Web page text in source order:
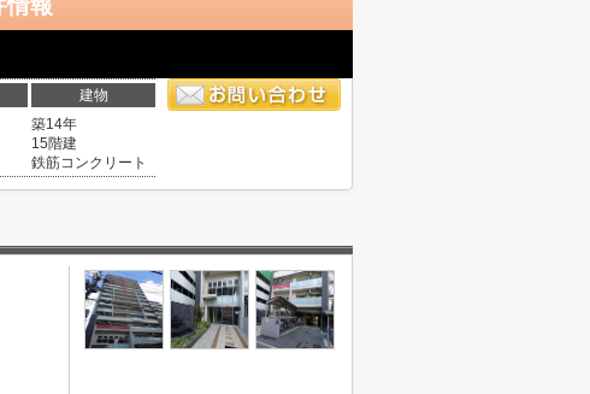
情報
建物
築14年
15階建
鉄筋コンクリート